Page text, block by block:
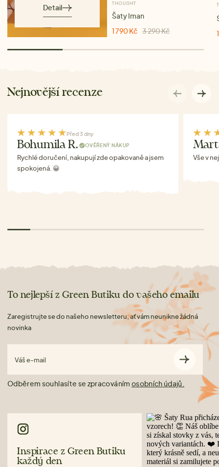
Detail THOUGHT
Šaty Iman
1 790 Kč 3 290 Kč
Nejnovější recenze
Před 3 dny
Bohumila R. OVĚŘENÝ NÁKUP
Rychlé doručení, nakupují zde opakovaně a jsem
spokojená. 😀
Vše v
To nejlepší z Green Butiku do vašeho emailu
Zaregistrujte se do našeho newsletteru, ať vám neunikne žádná
novinka
Váš e-mail
Odběrem souhlasíte se zpracováním osobních údajů.
Inspirace z Green Butiku
každý den